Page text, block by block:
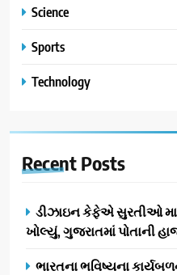
Science
Sports
Technology
Recent Posts
ડીઝાઇન કેફેએ સુરતીઓ
ખોલ્યું, ગુજરાતમાં પોતાની
ભારતના ભવિષ્યના